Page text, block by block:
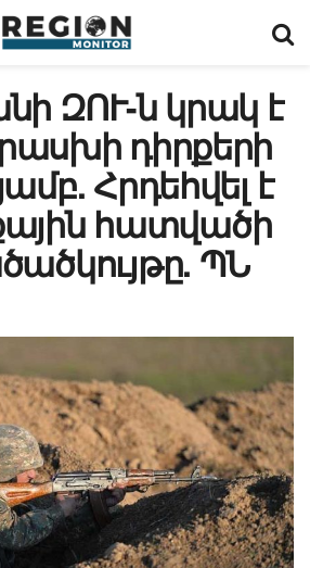
ԶՈՒ-ն կրակ է
դիրքերի
Հրդեհվել է
հատվածի
ՊՆ